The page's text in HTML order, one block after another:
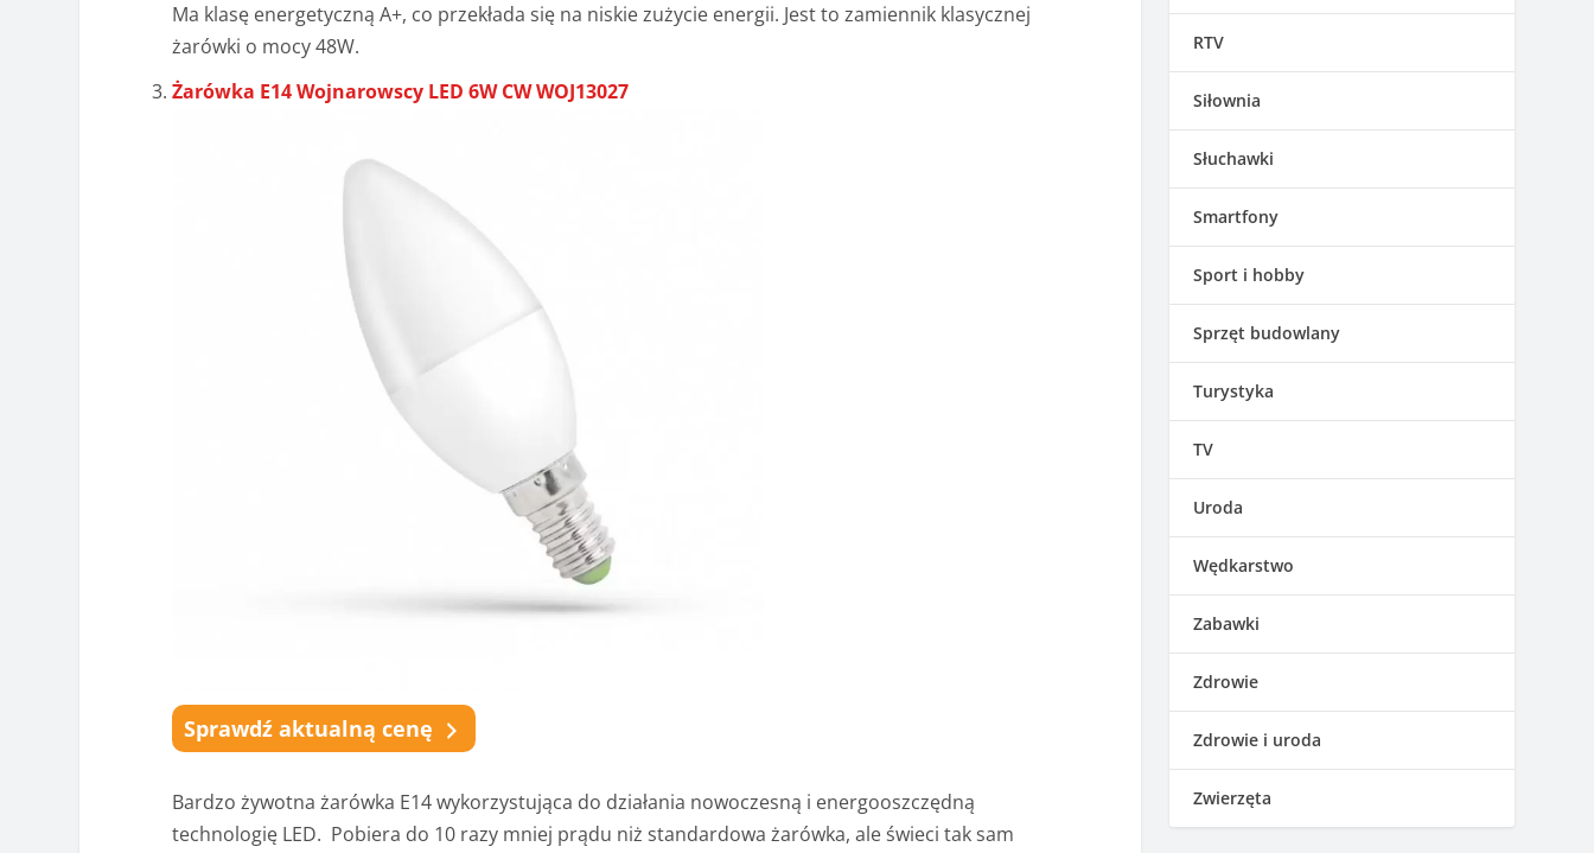
Ma klasę energetyczną A+, co przekłada się na niskie zużycie energii. Jest to zamiennik klasycznej
żarówki o mocy 48W.
Żarówka E14 Wojnarowscy LED 6W CW WOJ13027
Sprawdź aktualną cenę
Bardzo żywotna żarówka E14 wykorzystująca do działania nowoczesną i energooszczędną
technologię LED. Pobiera do 10 razy mniej prądu niż standardowa żarówka, ale świeci tak sam
RTV
Siłownia
Słuchawki
Smartfony
Sport i hobby
Sprzęt budowlany
Turystyka
TV
Uroda
Wędkarstwo
Zabawki
Zdrowie
Zdrowie i uroda
Zwierzęta